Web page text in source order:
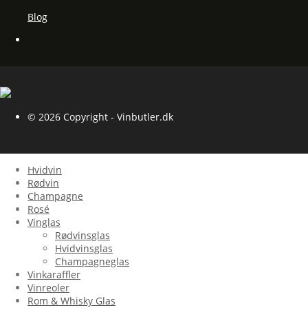
Blog
© 2026 Copyright - Vinbutler.dk
Hvidvin
Rødvin
Champagne
Rosé
Vinglas
Rødvinsglas
Hvidvinsglas
Champagneglas
Vinkaraffler
Vinreoler
Rom & Whisky Glas